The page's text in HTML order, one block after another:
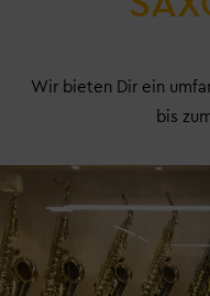
Wir bieten Dir ein
bis